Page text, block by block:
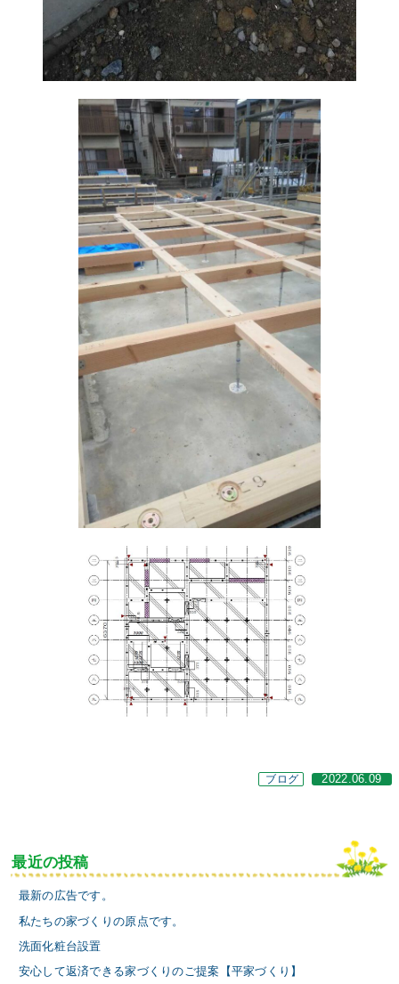
ブログ 2022.06.09
最近の投稿
最新の広告です。
私たちの家づくりの原点です。
洗面化粧台設置
安心して返済できる家づくりのご提案【平家づくり】